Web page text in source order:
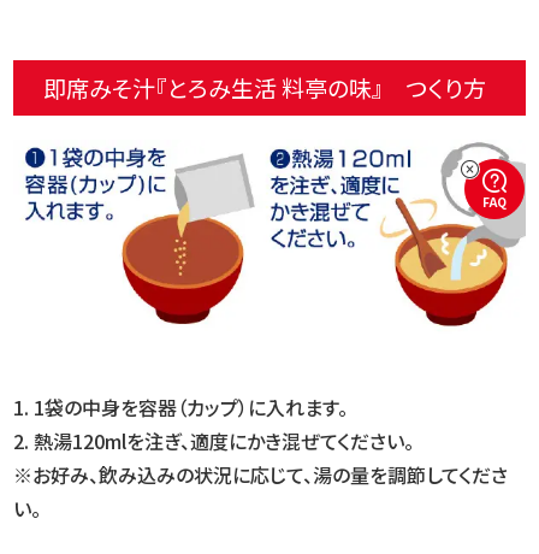
即席みそ汁『とろみ生活 料亭の味』 つくり方
1. 1袋の中身を容器（カップ）に入れます。
2. 熱湯120mlを注ぎ、適度にかき混ぜてください。
※お好み、飲み込みの状況に応じて、湯の量を調節してくださ
い。
FAQ